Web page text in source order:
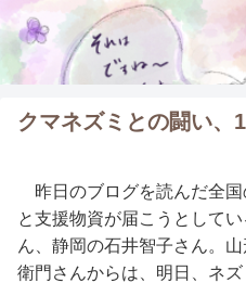
クマネズミとの闘い、
昨日のブログを読んだ全国
と支援物資が届こうとして
ん、静岡の石井智子さん。
衛門さんからは、明日、ネ